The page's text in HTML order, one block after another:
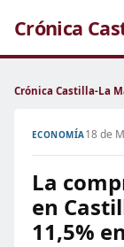
Crónica
Crónica Castilla-La
ECONOMÍA18 de
La
en
11,5%